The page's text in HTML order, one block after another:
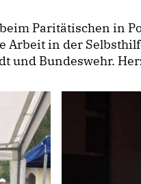
Paritätischen in
in der
und Bundeswehr.